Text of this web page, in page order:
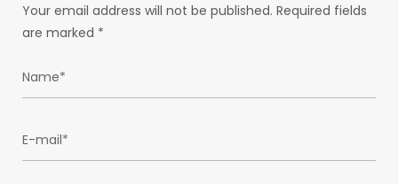
Your email address will not be published. Required fields
are marked *